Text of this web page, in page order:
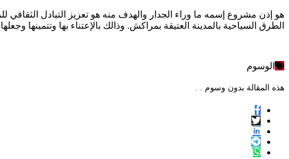
هو إذن مشروع إسمه ما وراء الجدار والهدف منه هو تعزيز التبادل
الطرق السياحية بالمدينة العتيقة بمراكش. وذالك بالإعتناء بها وتتمينها
الوسوم
هذه المقالة بدون وسوم . .